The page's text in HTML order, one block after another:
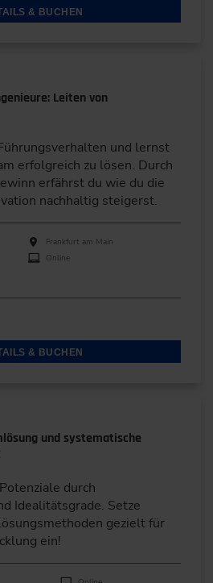
& BUCHEN
Leiten von
und lernst
erfolgreich zu lösen. Durch
erfährst du wie du die
nachhaltig steigerst.
Frankfurt am Main
Online
& BUCHEN
und systematische
durch
Idealitätsgrade. Setze
gezielt für
ein!